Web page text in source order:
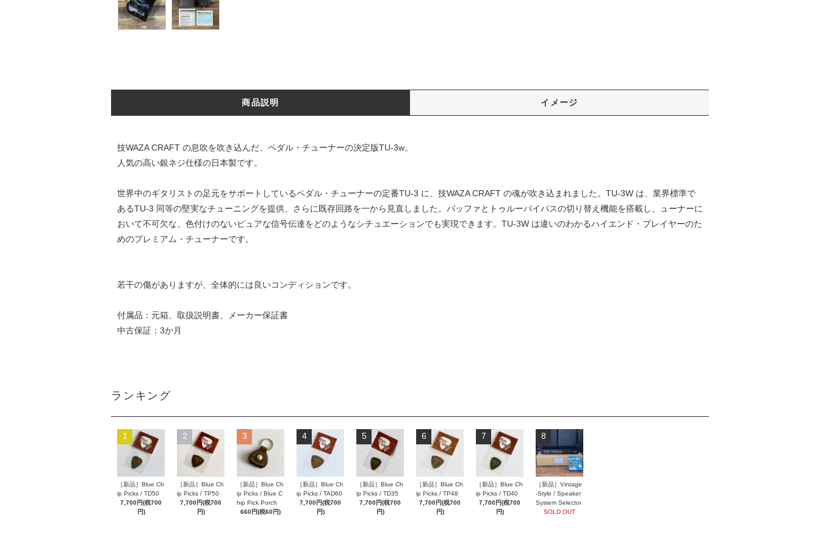
商品説明 イメージ
技WAZA CRAFT の息吹を吹き込んだ、ペダル・チューナーの決定版TU-3w。
人気の高い銀ネジ仕様の日本製です。
世界中のギタリストの足元をサポートしているペダル・チューナーの定番TU-3 に、技WAZA CRAFT の魂が吹き込まれました。TU-3W は、業界標準で
あるTU-3 同等の堅実なチューニングを提供、さらに既存回路を一から見直しました。バッファとトゥルーバイパスの切り替え機能を搭載し、ューナーに
おいて不可欠な、色付けのないピュアな信号伝達をどのようなシチュエーションでも実現できます。TU-3W は違いのわかるハイエンド・プレイヤーのた
めのプレミアム・チューナーです。
若干の傷がありますが、全体的には良いコンディションです。
付属品：元箱、取扱説明書、メーカー保証書
中古保証：3か月
ランキング
1
［新品］Blue Ch
ip Picks / TD50
7,700円(税700
円)
2
［新品］Blue Ch
ip Picks / TP50
7,700円(税700
円)
3
［新品］Blue Ch
ip Picks / Blue C
hip Pick Porch
660円(税60円)
4
［新品］Blue Ch
ip Picks / TAD60
7,700円(税700
円)
5
［新品］Blue Ch
ip Picks / TD35
7,700円(税700
円)
6
［新品］Blue Ch
ip Picks / TP48
7,700円(税700
円)
7
［新品］Blue Ch
ip Picks / TD40
7,700円(税700
円)
8
［新品］Vintage
-Style / Speaker
System Selector
SEL614
SOLD OUT